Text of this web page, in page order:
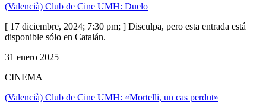
(Valencià) Club de Cine UMH: Duelo
[ 17 diciembre, 2024; 7:30 pm; ] Disculpa, pero esta entrada está
disponible sólo en Catalán.
31 enero 2025
CINEMA
(Valencià) Club de Cine UMH: «Mortelli, un cas perdut»